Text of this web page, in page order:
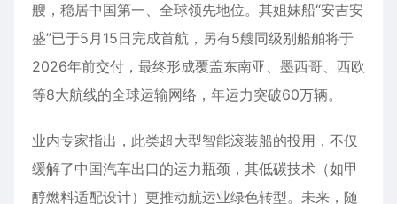
艘，稳居中国第一、全球领先地位。其姐妹船“安吉安
盛”已于5月15日完成首航，另有5艘同级别船舶将于
2026年前交付，最终形成覆盖东南亚、墨西哥、西欧
等8大航线的全球运输网络，年运力突破60万辆。
业内专家指出，此类超大型智能滚装船的投用，不仅
缓解了中国汽车出口的运力瓶颈，其低碳技术（如甲
醇燃料适配设计）更推动航运业绿色转型。未来，随